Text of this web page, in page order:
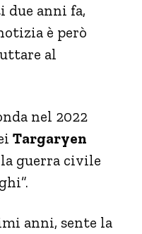
due anni fa,
è però
al
nel 2022
Targaryen
guerra civile
anni, sente la